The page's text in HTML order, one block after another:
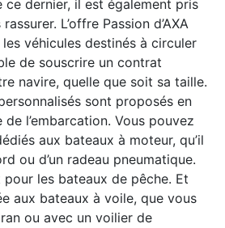
ce dernier, il est également pris
L’offre Passion d’AXA
véhicules destinés à circuler
de souscrire un contrat
navire, quelle que soit sa taille.
sont proposés en
l’embarcation. Vous pouvez
aux bateaux à moteur, qu’il
ou d’un radeau pneumatique.
les bateaux de pêche. Et
aux bateaux à voile, que vous
ou avec un voilier de